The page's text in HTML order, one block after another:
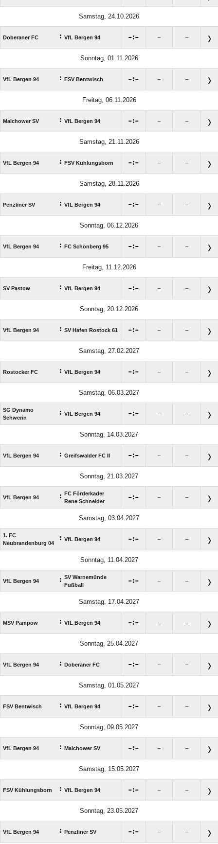
Samstag, 24.10.2026
Doberaner FC : VfL Bergen 94 : – –
Sonntag, 01.11.2026
VfL Bergen 94 : FSV Bentwisch : – –
Freitag, 06.11.2026
Malchower SV : VfL Bergen 94 : – –
Samstag, 21.11.2026
VfL Bergen 94 : FSV Kühlungsborn : – –
Samstag, 28.11.2026
Penzliner SV : VfL Bergen 94 : – –
Sonntag, 06.12.2026
VfL Bergen 94 : FC Schönberg 95 : – –
Freitag, 11.12.2026
SV Pastow : VfL Bergen 94 : – –
Sonntag, 20.12.2026
VfL Bergen 94 : SV Hafen Rostock 61 : – –
Samstag, 27.02.2027
Rostocker FC : VfL Bergen 94 : – –
Samstag, 06.03.2027
SG Dynamo
Schwerin
: VfL Bergen 94 : – –
Sonntag, 14.03.2027
VfL Bergen 94 : Greifswalder FC II : – –
Sonntag, 21.03.2027
VfL Bergen 94 : FC Förderkader
Rene Schneider
: – –
Samstag, 03.04.2027
1. FC
Neubrandenburg 04
: VfL Bergen 94 : – –
Sonntag, 11.04.2027
VfL Bergen 94 : SV Warnemünde
Fußball
: – –
Samstag, 17.04.2027
MSV Pampow : VfL Bergen 94 : – –
Sonntag, 25.04.2027
VfL Bergen 94 : Doberaner FC : – –
Samstag, 01.05.2027
FSV Bentwisch : VfL Bergen 94 : – –
Sonntag, 09.05.2027
VfL Bergen 94 : Malchower SV : – –
Samstag, 15.05.2027
FSV Kühlungsborn : VfL Bergen 94 : – –
Sonntag, 23.05.2027
VfL Bergen 94 : Penzliner SV : – –